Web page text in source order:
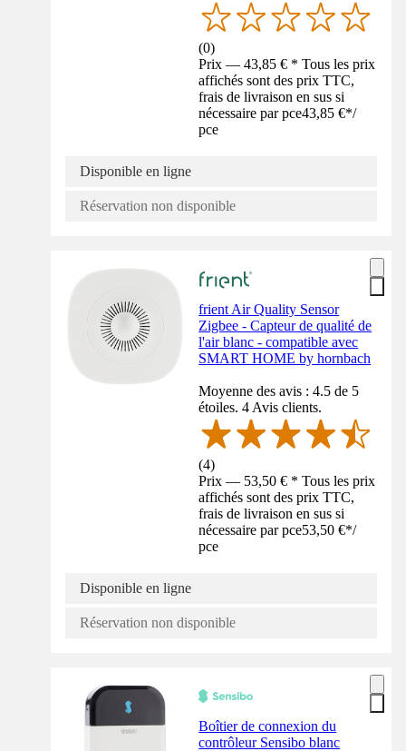
(0)
Prix — 43,85 € * Tous les prix
affichés sont des prix TTC,
frais de livraison en sus si
nécessaire par pce43,85 €*/
pce
Disponible en ligne
Réservation non disponible
frient Air Quality Sensor
Zigbee - Capteur de qualité de
l'air blanc - compatible avec
SMART HOME by hornbach
Moyenne des avis : 4.5 de 5
étoiles. 4 Avis clients.
(4)
Prix — 53,50 € * Tous les prix
affichés sont des prix TTC,
frais de livraison en sus si
nécessaire par pce53,50 €*/
pce
Disponible en ligne
Réservation non disponible
Boîtier de connexion du
contrôleur Sensibo blanc